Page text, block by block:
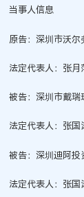
当事人信息
原告：深圳市沃尔
法定代表人：张月
被告：深圳市戴瑞
法定代表人：张国
被告：深圳迪阿投
法定代表人：张国